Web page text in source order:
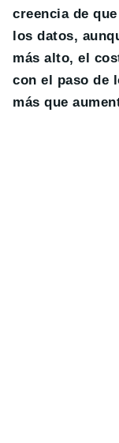
creencia de
los datos,
más alto, el
con el paso de
más que